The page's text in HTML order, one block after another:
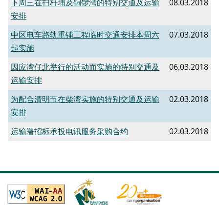
下周三在扫杆埔及铜锣湾的特别交通及运输
安排
08.03.2018
中区电车路轨重铺工程临时交通安排本周六
起实施
07.03.2018
因应湾仔北举行的活动而实施的特别交通及
运输安排
06.03.2018
为配合清明节在柴湾实施的特别交通及运输
安排
02.03.2018
运输署招标承投电讯服务采购合约 02.03.2018